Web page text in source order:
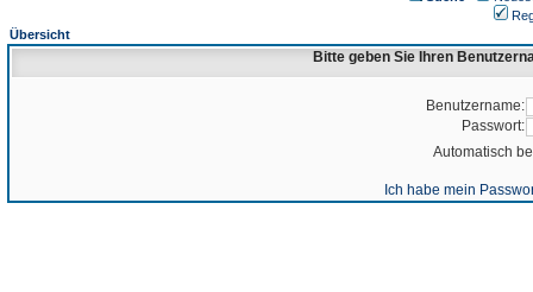
Übersicht
Bitte geben Sie Ihren
Benutzername:
Passwort:
Automatisch
Ich habe mein